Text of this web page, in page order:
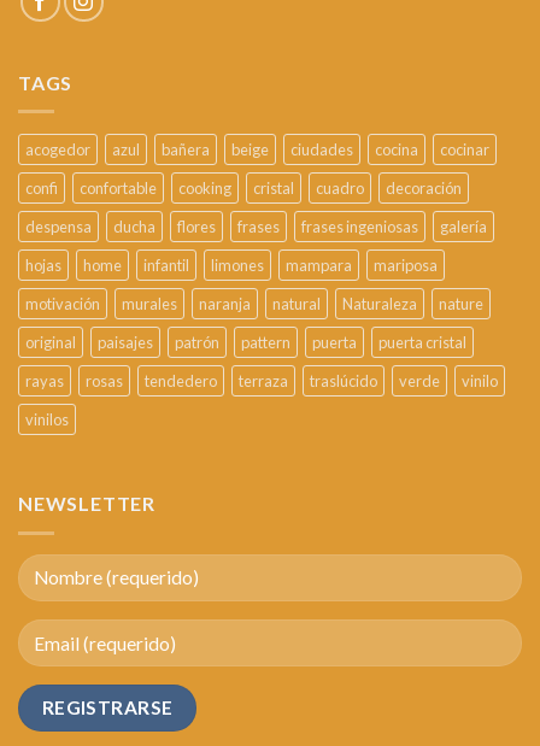
TAGS
acogedor azul bañera beige ciudades cocina
cocinar
confi
confortable cooking cristal cuadro
decoración
despensa
ducha flores frases frases ingeniosas
galería
hojas
home infantil limones mampara
mariposa
motivación
murales naranja natural Naturaleza
nature
original
paisajes patrón pattern puerta
puerta cristal
rayas
rosas tendedero terraza traslúcido verde
vinilo
vinilos
NEWSLETTER